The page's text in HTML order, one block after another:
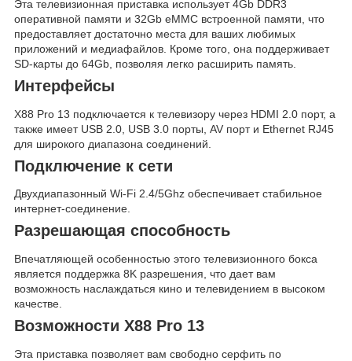
Эта телевизионная приставка использует 4Gb DDR3
оперативной памяти и 32Gb eMMC встроенной памяти, что
предоставляет достаточно места для ваших любимых
приложений и медиафайлов. Кроме того, она поддерживает
SD-карты до 64Gb, позволяя легко расширить память.
Интерфейсы
X88 Pro 13 подключается к телевизору через HDMI 2.0 порт, а
также имеет USB 2.0, USB 3.0 порты, AV порт и Ethernet RJ45
для широкого диапазона соединений.
Подключение к сети
Двухдиапазонный Wi-Fi 2.4/5Ghz обеспечивает стабильное
интернет-соединение.
Разрешающая способность
Впечатляющей особенностью этого телевизионного бокса
является поддержка 8K разрешения, что дает вам
возможность наслаждаться кино и телевидением в высоком
качестве.
Возможности X88 Pro 13
Эта приставка позволяет вам свободно серфить по